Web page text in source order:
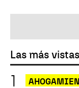
Las más vistas